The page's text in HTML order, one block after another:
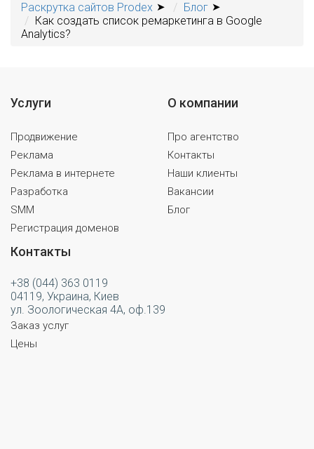
Раскрутка сайтов Prodex
Блог
Как создать список ремаркетинга в Google
Analytics?
Услуги
Продвижение
Реклама
Реклама в интернете
Разработка
SMM
Регистрация доменов
О компании
Про агентство
Контакты
Наши клиенты
Вакансии
Блог
Контакты
+38 (044) 363 0119
04119, Украина, Киев
ул. Зоологическая 4А, оф.139
Заказ услуг
Цены